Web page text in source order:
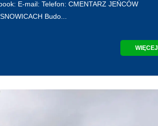
E-mail: Telefon: CMENTARZ JEŃCÓW
Budo...
WIĘCEJ